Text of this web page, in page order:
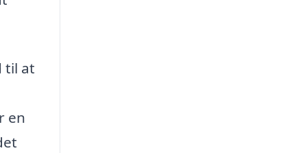
til at
en